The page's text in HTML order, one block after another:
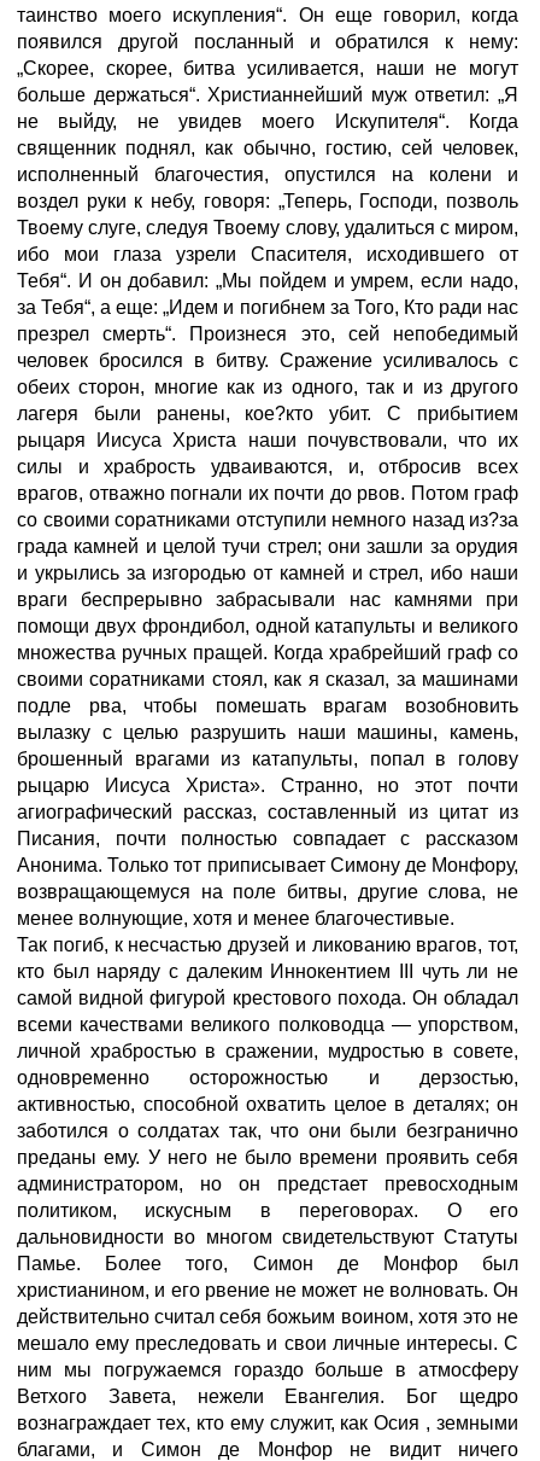
таинство моего искупления“. Он еще говорил, когда
появился другой посланный и обратился к нему:
„Скорее, скорее, битва усиливается, наши не могут
больше держаться“. Христианнейший муж ответил: „Я
не выйду, не увидев моего Искупителя“. Когда
священник поднял, как обычно, гостию, сей человек,
исполненный благочестия, опустился на колени и
воздел руки к небу, говоря: „Теперь, Господи, позволь
Твоему слуге, следуя Твоему слову, удалиться с миром,
ибо мои глаза узрели Спасителя, исходившего от
Тебя“. И он добавил: „Мы пойдем и умрем, если надо,
за Тебя“, а еще: „Идем и погибнем за Того, Кто ради нас
презрел смерть“. Произнеся это, сей непобедимый
человек бросился в битву. Сражение усиливалось с
обеих сторон, многие как из одного, так и из другого
лагеря были ранены, кое?кто убит. С прибытием
рыцаря Иисуса Христа наши почувствовали, что их
силы и храбрость удваиваются, и, отбросив всех
врагов, отважно погнали их почти до рвов. Потом граф
со своими соратниками отступили немного назад из?за
града камней и целой тучи стрел; они зашли за орудия
и укрылись за изгородью от камней и стрел, ибо наши
враги беспрерывно забрасывали нас камнями при
помощи двух фрондибол, одной катапульты и великого
множества ручных пращей. Когда храбрейший граф со
своими соратниками стоял, как я сказал, за машинами
подле рва, чтобы помешать врагам возобновить
вылазку с целью разрушить наши машины, камень,
брошенный врагами из катапульты, попал в голову
рыцарю Иисуса Христа». Странно, но этот почти
агиографический рассказ, составленный из цитат из
Писания, почти полностью совпадает с рассказом
Анонима. Только тот приписывает Симону де Монфору,
возвращающемуся на поле битвы, другие слова, не
менее волнующие, хотя и менее благочестивые.
Так погиб, к несчастью друзей и ликованию врагов, тот,
кто был наряду с далеким Иннокентием III чуть ли не
самой видной фигурой крестового похода. Он обладал
всеми качествами великого полководца — упорством,
личной храбростью в сражении, мудростью в совете,
одновременно осторожностью и дерзостью,
активностью, способной охватить целое в деталях; он
заботился о солдатах так, что они были безгранично
преданы ему. У него не было времени проявить себя
администратором, но он предстает превосходным
политиком, искусным в переговорах. О его
дальновидности во многом свидетельствуют Статуты
Памье. Более того, Симон де Монфор был
христианином, и его рвение не может не волновать. Он
действительно считал себя божьим воином, хотя это не
мешало ему преследовать и свои личные интересы. С
ним мы погружаемся гораздо больше в атмосферу
Ветхого Завета, нежели Евангелия. Бог щедро
вознаграждает тех, кто ему служит, как Осия , земными
благами, и Симон де Монфор не видит ничего